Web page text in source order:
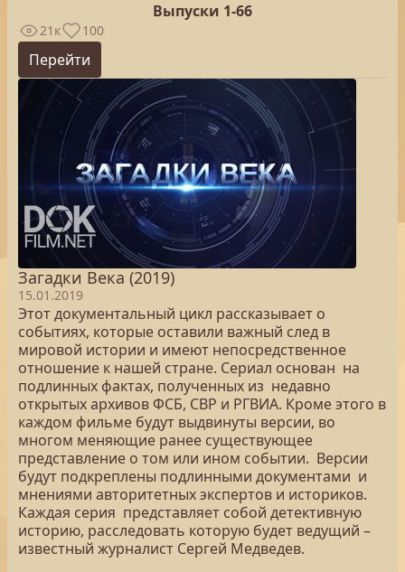
Выпуски 1-66
21к 100
Перейти
Загадки Века (2019)
15.01.2019
Этот документальный цикл рассказывает о
событиях, которые оставили важный след в
мировой истории и имеют непосредственное
отношение к нашей стране. Сериал основан на
подлинных фактах, полученных из недавно
открытых архивов ФСБ, СВР и РГВИА. Кроме этого в
каждом фильме будут выдвинуты версии, во
многом меняющие ранее существующее
представление о том или ином событии. Версии
будут подкреплены подлинными документами и
мнениями авторитетных экспертов и историков.
Каждая серия представляет собой детективную
историю, расследовать которую будет ведущий –
известный журналист Сергей Медведев.